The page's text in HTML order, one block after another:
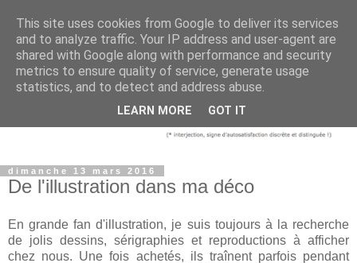
dimanche 13 mars 2016
De l'illustration dans ma déco
En grande fan d'illustration, je suis toujours à la recherche
de jolis dessins, sérigraphies et reproductions à afficher
chez nous. Une fois achetés, ils traînent parfois pendant
This site uses cookies from Google to deliver its services
and to analyze traffic. Your IP address and user-agent are
shared with Google along with performance and security
metrics to ensure quality of service, generate usage
statistics, and to detect and address abuse.
LEARN MORE GOT IT